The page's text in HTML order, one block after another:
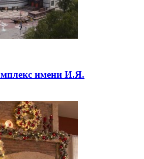
имени И.Я.